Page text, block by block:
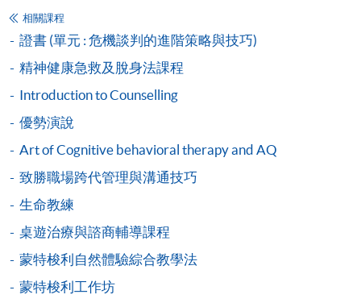
Special Education)
認識及支援資優學童 (特殊教育文憑之單元)
學費
$4,980
查詢號碼
2508-8867
Special Learning Needs Education Course in
Children with Autism Spectrum Disorder
(Module from Diploma in Special Education)
認識及支援自閉症譜系障礙學童 (特殊教育文
憑之單元)
課程編號
35Z163291
學費
$4,980
查詢號碼
2508-8867
相關課程
證書 (單元 : 危機談判的進階策略與技巧)
精神健康急救及脫身法課程
Introduction to Counselling
優勢演說
Art of Cognitive behavioral therapy and AQ
致勝職場跨代管理與溝通技巧
生命教練
桌遊治療與諮商輔導課程
蒙特梭利自然體驗綜合教學法
蒙特梭利工作坊